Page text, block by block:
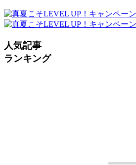
人気記事
ランキング